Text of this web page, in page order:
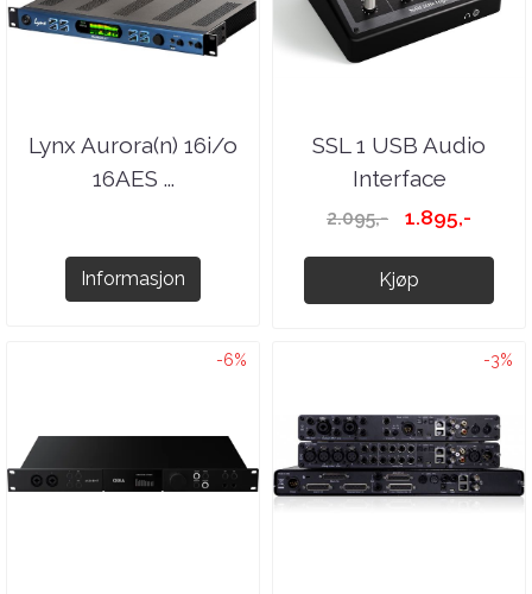
Lynx Aurora(n) 16i/o
16AES ...
Informasjon
SSL 1 USB Audio
Interface
2.095,- 1.895,-
Kjøp
-6% -3%